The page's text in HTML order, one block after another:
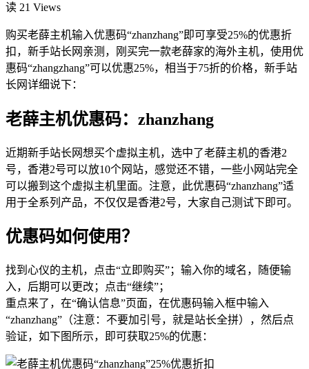
读 21 Views
购买老薛主机输入优惠码“zhanzhang”即可享受25%的优惠折
扣，新手站长网亲测，刚买完一款老薛家的海外主机，使用优
惠码“zhangzhang”可以优惠25%，相当于75折的价格，新手站
长网详细说下：
老薛主机优惠码：zhanzhang
近期新手站长网想买个虚拟主机，选中了老薛主机的香港2
号，香港2号可以放10个网站，感觉还不错，一些小网站完全
可以搬到这个虚拟主机里面。注意，此优惠码“zhanzhang”适
用于全系列产品，不仅仅是香港2号，大家自己测试下即可。
优惠码如何使用？
找到心仪的主机，点击“立即购买”；输入你的域名，随便输
入，后期可以更改；点击“继续”；
重点来了，在“确认信息”页面，在优惠码输入框中输入
“zhanzhang”（注意：不要加引号，就是站长全拼），然后点
验证，如下图所示，即可获取25%的优惠：